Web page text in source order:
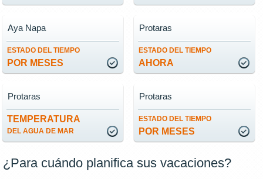
ESTADO DEL TIEMPO
POR MESES
Aya Napa
ESTADO DEL TIEMPO
AHORA
Protaras
TEMPERATURA
DEL AGUA DE MAR
Protaras
ESTADO DEL TIEMPO
POR MESES
Protaras
¿Para cuándo planifica sus vacaciones?